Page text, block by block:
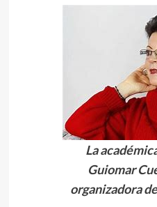
La
Guiomar
organizadora